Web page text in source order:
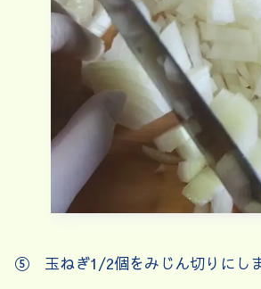
⑤ 玉ねぎ1/2個をみじん切りにしま